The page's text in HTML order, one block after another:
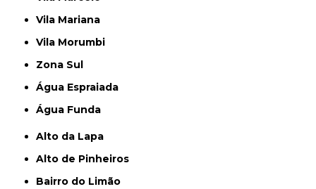
Vila Mariana
Vila Morumbi
Zona Sul
Água Espraiada
Água Funda
Alto da Lapa
Alto de Pinheiros
Bairro do Limão